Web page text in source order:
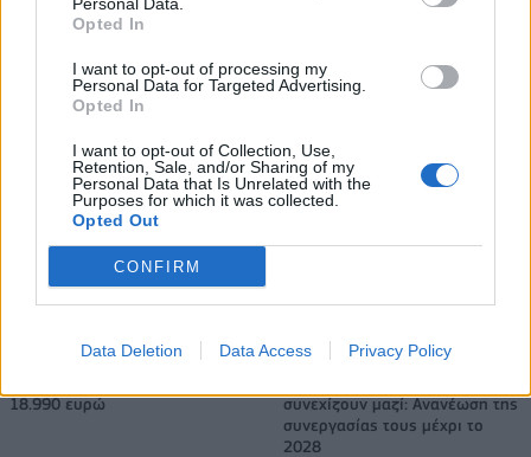
Opted In
I want to opt-out of processing my
Personal Data for Targeted Advertising.
Opted In
I want to opt-out of Collection, Use,
Retention, Sale, and/or Sharing of my
Personal Data that Is Unrelated with the
Purposes for which it was collected.
Opted Out
CONFIRM
Data Deletion Data Access Privacy Policy
Β.Σ. Καρούλιας: Τζίρος 98,7
57% - Τα νέα στοιχήματα σε
low & non alcohol
σύμβουλος της ΔΕΗ για την
είσοδο στην πολωνική αγορά
ενέργειας
Η Chery επενδύει 75 εκατ. δολάρια στην KG Mobility
18.990 ευρώ
συνεχίζουν μαζί: Ανανέωση της
συνεργασίας τους μέχρι το
2028